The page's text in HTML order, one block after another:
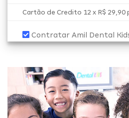
Cartão de Credito 12 x R$ 29,90
Contratar Amil Dental